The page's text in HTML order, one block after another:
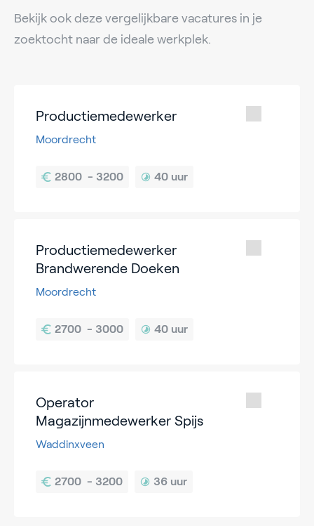
Bekijk ook deze vergelijkbare vacatures in je
zoektocht naar de ideale werkplek.
Productiemedewerker
Moordrecht
40 uur
Productiemedewerker
Brandwerende Doeken
Moordrecht
40 uur
Operator
Magazijnmedewerker Spijs
Waddinxveen
36 uur